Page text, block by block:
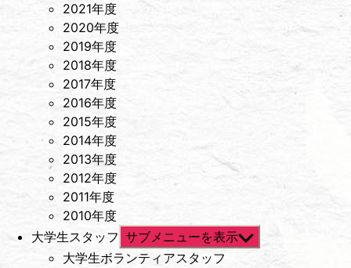
2021年度
2020年度
2019年度
2018年度
2017年度
2016年度
2015年度
2014年度
2013年度
2012年度
2011年度
2010年度
大学生スタッフ サブメニューを表示
大学生ボランティアスタッフ